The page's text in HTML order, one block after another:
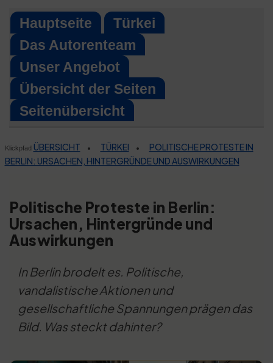
Skip
content
Hauptseite
Türkei
Das Autorenteam
Unser Angebot
Übersicht der Seiten
Seitenübersicht
Klickpfad ÜBERSICHT • TÜRKEI •
POLITISCHE PROTESTE IN
BERLIN: URSACHEN, HINTERGRÜNDE UND AUSWIRKUNGEN
Politische Proteste in Berlin:
Ursachen, Hintergründe und
Auswirkungen
In Berlin brodelt es. Politische,
vandalistische Aktionen und
gesellschaftliche Spannungen prägen das
Bild. Was steckt dahinter?